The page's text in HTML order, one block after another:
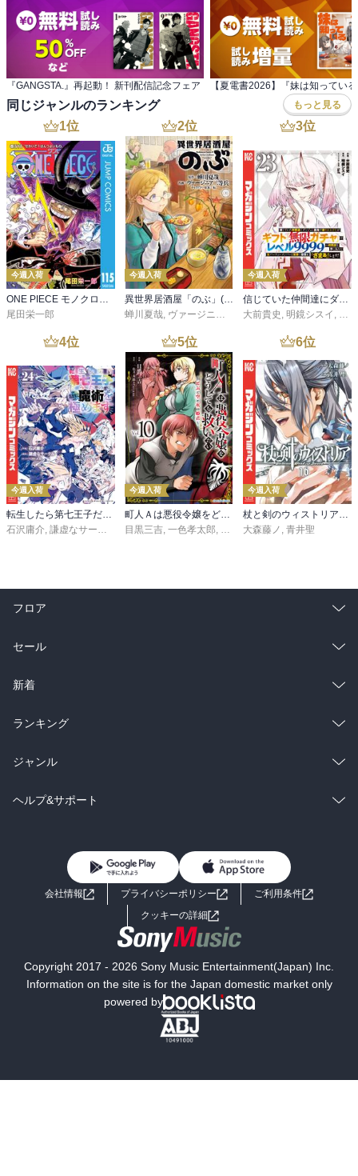
『GANGSTA.』再起動！ 新刊配信記念フェア
同じジャンルのランキング もっと見る
1位
今週入荷
尾田栄一郎
2位
今週入荷
蝉川夏哉 ヴァージニア二等兵 ,転
3位
今週入荷
大前貴史 明鏡シスイ
4位
今週入荷
転生したら第七王子だったので、気ままに魔術を極めます（２４）
石沢庸介, 謙虚なサークル メル。
5位
今週入荷
町人Ａは悪役令嬢をどうしても救いたい ～どぶと空と氷の姫君～１０【電子書店共通特典イラスト付】
目黒三吉, 一色孝太郎, Parum
6位
今週入荷
杖と剣のウィストリア（１６）
大森藤ノ , 青井聖
フロア
総合
ラノベ
雑誌・グラビア
BL・TL
セール
総合
ラノベ
雑誌・グラビア
BL・TL
新着
総合
ラノベ
雑誌・グラビア
ランキング
総合
ラノベ
ジャンル
コミック
ライトノベル 男子向けラノベ
小説
海外小説
ミステリー SF
文学
ヘルプ&サポート
よくあるご質問 お問い合わせ
会社情報 プライバシーポリシー
ご利用条件
クッキーの詳細
Copyright 2017 - 2026 Sony Music Entertainment(Japan) Inc.
Information on the site is for the Japan domestic market only
powered by